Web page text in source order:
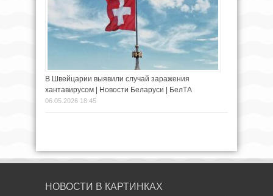
В Швейцарии выявили случай заражения
хантавирусом | Новости Беларуси | БелТА
06.05.2026 18:45
НОВОСТИ В КАРТИНКАХ